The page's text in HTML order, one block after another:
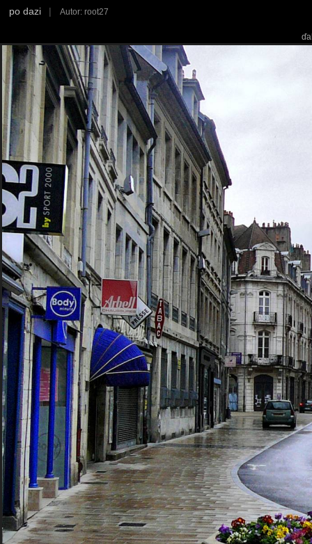
po dazi | Autor: root27